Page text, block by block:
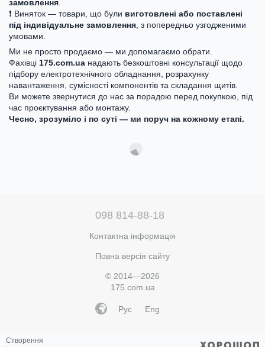
замовлення
❗ Виняток — товари, що були виготовлені або поставлені
під індивідуальне замовлення , з попередньо узгодженими
умовами.
Ми не просто продаємо — ми допомагаємо обрати.
Фахівці 175.com.ua надають безкоштовні консультації щодо
підбору електротехнічного обладнання, розрахунку
навантаження, сумісності компонентів та складання щитів.
Ви можете звернутися до нас за порадою перед покупкою, під
час проєктування або монтажу.
Чесно, зрозуміло і по суті — ми поруч на кожному етапі.
098 814-88-18
Контактна інформація
Повна версія сайту
© 2014—2026
175.com.ua
Рус Eng
Створення